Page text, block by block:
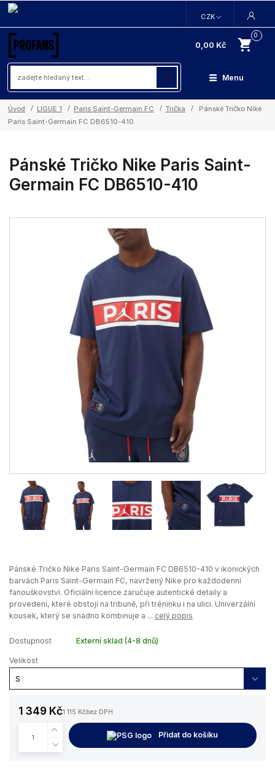
Menu
CZK
0
0,00 Kč
Úvod LIGUE 1 Paris Saint-Germain FC Trička
Pánské Tričko Nike
Paris Saint-Germain FC DB6510-410
Pánské Tričko Nike Paris Saint-
Germain FC DB6510-410
Pánské Tričko Nike Paris Saint-Germain FC DB6510-410 v ikonických
barvách Paris Saint-Germain FC, navržený Nike pro každodenní
fanouškovství. Oficiální licence zaručuje autentické detaily a
provedení, které obstojí na tribuně, při tréninku i na ulici. Univerzální
kousek, který se snadno kombinuje a ... celý popis
Dostupnost Externí sklad (4-8 dnů)
Velikost
1 349 Kč1 115 Kčbez DPH
Přidat do košíku